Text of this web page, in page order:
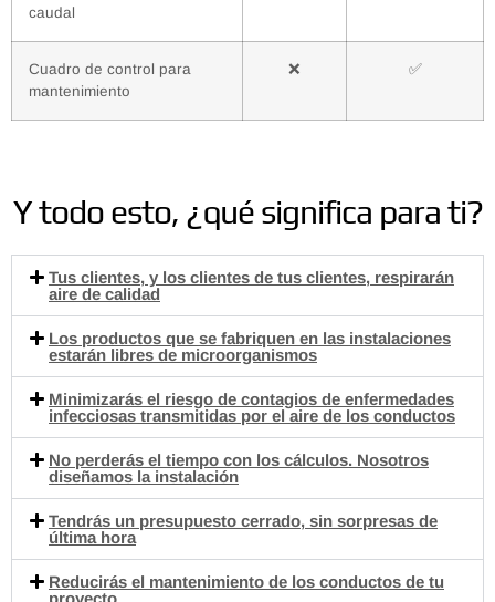
caudal
Cuadro de control para
mantenimiento
❌ ✅
Y todo esto, ¿qué significa para ti?
Tus clientes, y los clientes de tus clientes, respirarán
aire de calidad
Los productos que se fabriquen en las instalaciones
estarán libres de microorganismos
Minimizarás el riesgo de contagios de enfermedades
infecciosas transmitidas por el aire de los conductos
No perderás el tiempo con los cálculos. Nosotros
diseñamos la instalación
Tendrás un presupuesto cerrado, sin sorpresas de
última hora
Reducirás el mantenimiento de los conductos de tu
proyecto